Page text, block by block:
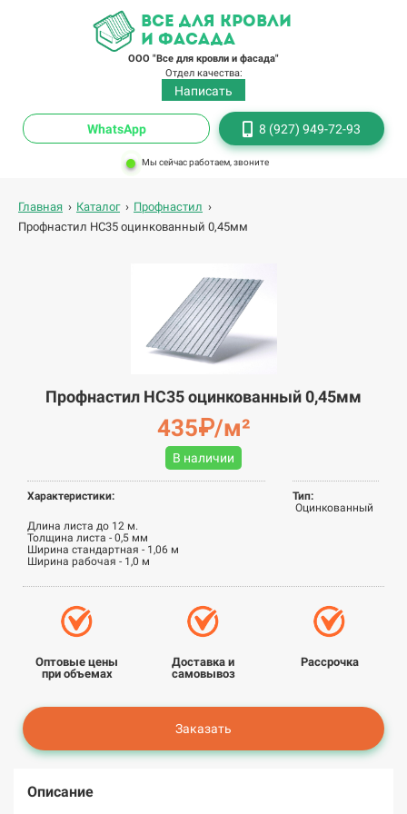
все для кровли
и фасада
ООО "Все для кровли и фасада"
Отдел качества:
Написать
WhatsApp 8 (927) 949-72-93
Мы сейчас работаем, звоните
Главная › Каталог › Профнастил ›
Профнастил НС35 оцинкованный 0,45мм
Профнастил НС35 оцинкованный 0,45мм
435₽/м²
В наличии
Характеристики:
Длина листа до 12 м.
Толщина листа - 0,5 мм
Ширина стандартная - 1,06 м
Ширина рабочая - 1,0 м
Тип:
Оцинкованный
Оптовые цены
при объемах
Доставка и
самовывоз
Рассрочка
Заказать
Описание